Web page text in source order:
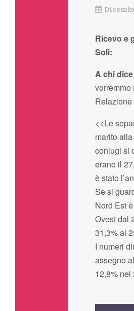
Ricevo e
Soli:
A chi
vorremmo
<<Le
marito
coniugi si
erano il
è stato
Se si
Nord Est
Ovest dal
31,3% al
I numeri
assegno
12,8% nel